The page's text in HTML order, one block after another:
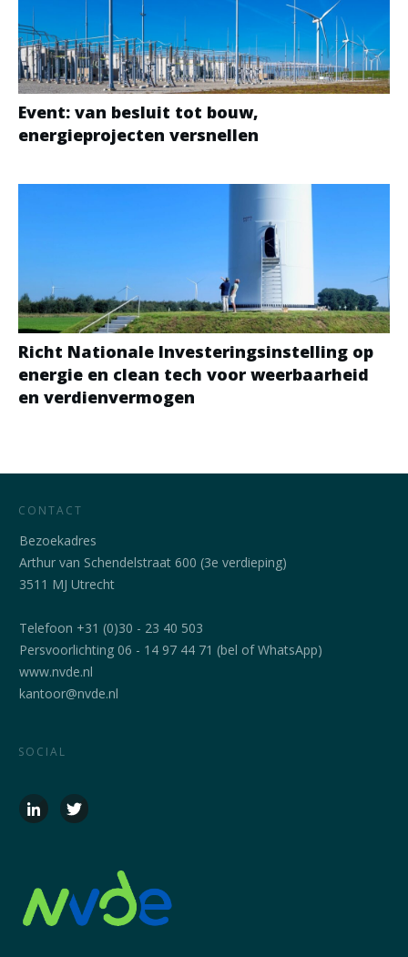
Event: van besluit tot bouw,
energieprojecten versnellen
Richt Nationale Investeringsinstelling op
energie en clean tech voor weerbaarheid
en verdienvermogen
CONTACT
Bezoekadres
Arthur van Schendelstraat 600 (3e verdieping)
3511 MJ Utrecht
Telefoon +31 (0)30 - 23 40 503
Persvoorlichting 06 - 14 97 44 71 (bel of WhatsApp)
www.nvde.nl
kantoor@nvde.nl
SOCIAL